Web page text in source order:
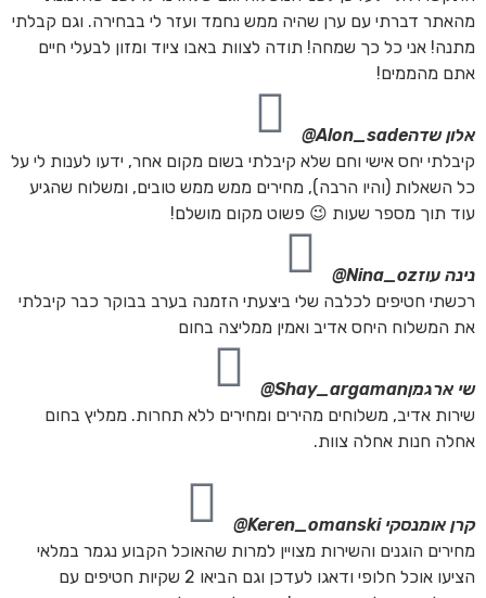
מהאתר דברתי עם ערן שהיה ממש נחמד ועזר לי בבחירה. וגם קבלתי
מתנה! אני כל כך שמחה! תודה לצוות באבו ציוד ומזון לבעלי חיים
אתם מהממים!
אלון שדהAlon_sade@
קיבלתי יחס אישי וחם שלא קיבלתי בשום מקום אחר, ידעו לענות לי על
כל השאלות (והיו הרבה), מחירים ממש ממש טובים, ומשלוח שהגיע
עוד תוך מספר שעות 😉 פשוט מקום מושלם!
נינה עוזNina_oz@
רכשתי חטיפים לכלבה שלי ביצעתי הזמנה בערב בבוקר כבר קיבלתי
את המשלוח היחס אדיב ואמין ממליצה בחום
שי ארגמןShay_argaman@
שירות אדיב, משלוחים מהירים ומחירים ללא תחרות. ממליץ בחום
אחלה חנות אחלה צוות.
קרן אומנסקיKeren_omanski@
מחירים הוגנים והשירות מצויין למרות שהאוכל הקבוע נגמר במלאי
הציעו אוכל חלופי ודאגו לעדכן וגם הביאו 2 שקיות חטיפים עם